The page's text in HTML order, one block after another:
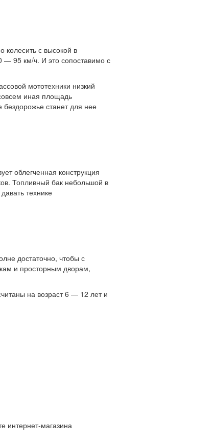
колесить с высокой в
— 95 км/ч. И это сопоставимо с
мототехники низкий
иная площадь
бездорожье станет для нее
облегченная конструкция
Топливный бак небольшой в
технике
достаточно, чтобы с
и просторным дворам,
на возраст 6 — 12 лет и
интернет-магазина